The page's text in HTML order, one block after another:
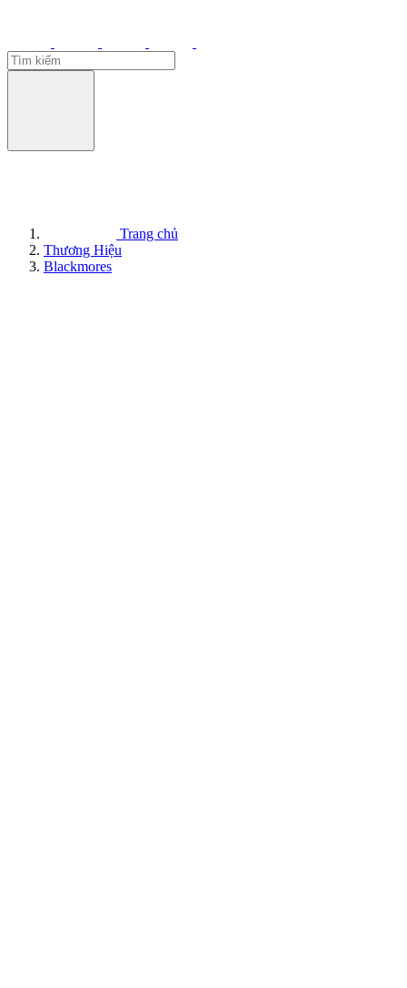
Trang chủ
Thương Hiệu
Blackmores